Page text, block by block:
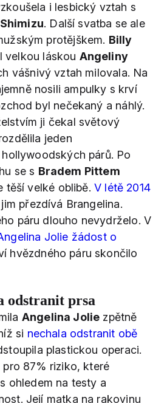
i lesbický vztah s
. Další svatba se ale
protějškem. Billy
velkou láskou Angeliny
vášnivý vztah milovala. Na
nosili ampulky s krví
byl nečekaný a náhlý.
ji čekal světový
jeden
párů. Po
se s Bradem Pittem
těší velké oblibě.V létě 2014
přezdívá Brangelina.
páru dlouho nevydrželo. V
Jolie žádost o
hvězdného páru skončilo
odstranit prsa
Angelina Jolie zpětně
si nechala odstranit obě
plastickou operaci.
87% riziko, které
ohledem na testy a
Její matka na rakovinu